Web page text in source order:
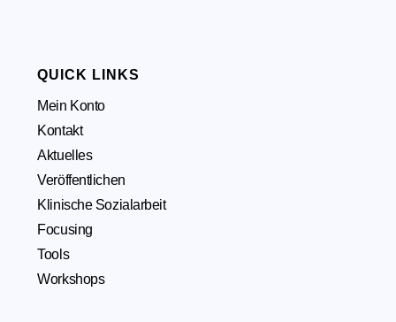
QUICK LINKS
Mein Konto
Kontakt
Aktuelles
Veröffentlichen
Klinische Sozialarbeit
Focusing
Tools
Workshops